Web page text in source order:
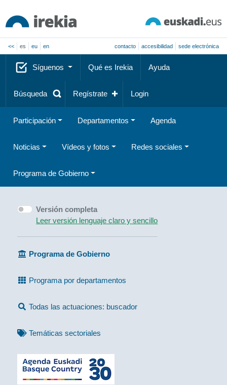
<< es eu en contacto accesibilidad sede electrónica
Síguenos Qué es Irekia Ayuda
Búsqueda Regístrate Login
Participación Departamentos Agenda
Noticias Vídeos y fotos Redes sociales
Programa de Gobierno
Versión completa
Leer versión lenguaje claro y sencillo
Programa de Gobierno
Programa por departamentos
Todas las actuaciones: buscador
Temáticas sectoriales